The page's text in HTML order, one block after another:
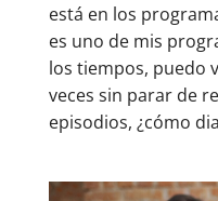
está en los
es uno de mis
los tiempos, puedo
veces sin parar de
episodios, ¿cómo